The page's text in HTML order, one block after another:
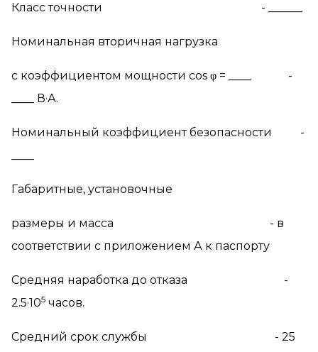
Класс точности - ______
Номинальная вторичная нагрузка
c коэффициентом мощности cos φ = ____ -
____ В·А.
Номинальный коэффициент безопасности -
Габаритные, установочные
размеры и масса - в
соответствии с приложением А к паспорту
Средняя наработка до отказа -
2.5·105 часов.
Средний срок службы - 25